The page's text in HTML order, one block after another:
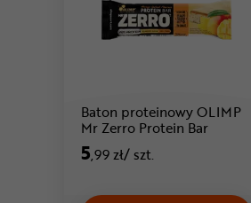
Baton proteinowy OLIMP
Mr Zerro Protein BarCena: 5
5,99 zł/ szt.